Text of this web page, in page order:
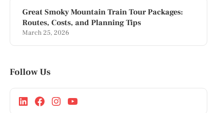
Great Smoky Mountain Train Tour Packages:
Routes, Costs, and Planning Tips
March 25, 2026
Follow Us